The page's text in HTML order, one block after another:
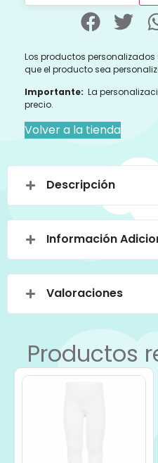
Los productos
que el producto sea
Importante: La
precio.
Volver a la tienda
Descripción
Información
Valoraciones
Productos